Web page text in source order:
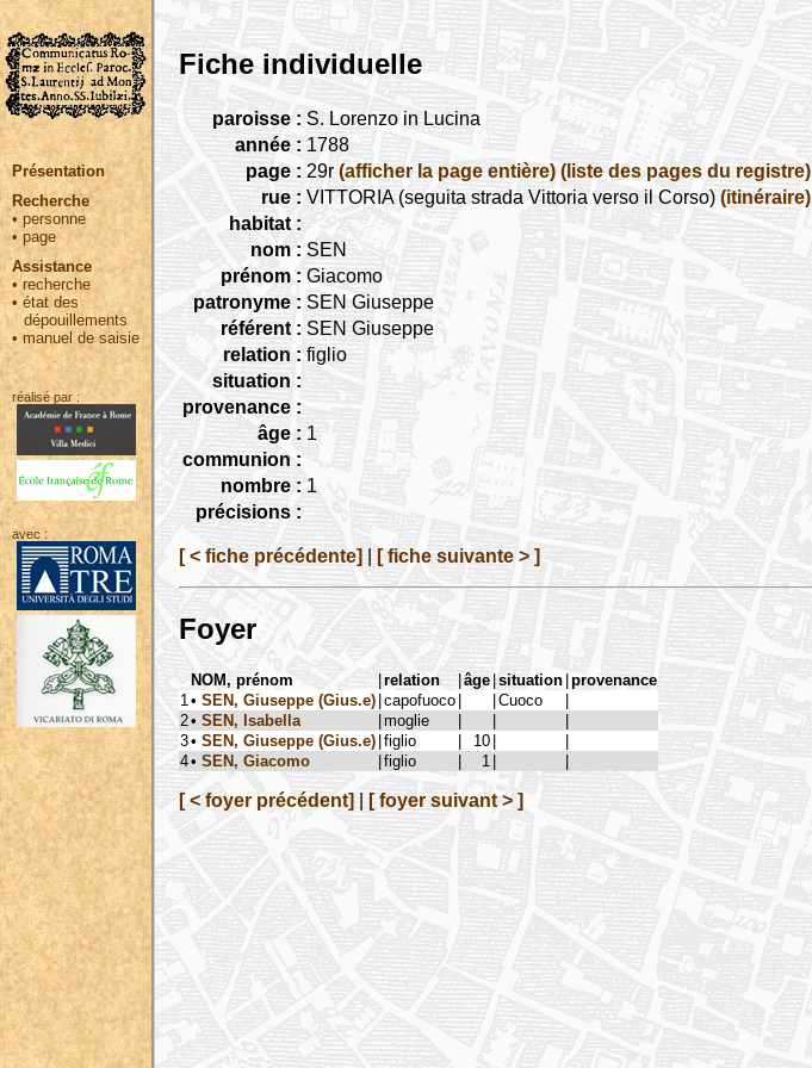
Présentation
Recherche
• personne
•page
Assistance
• recherche
•état des
dépouillements
•manuel de saisie
réalisé par :
avec :
Fiche individuelle
paroisse : S. Lorenzo in Lucina
année : 1788
page : 29r (afficher la page entière) (liste des pages du registre)
rue : VITTORIA (seguita strada Vittoria verso il Corso) (itinéraire)
habitat :
nom : SEN
prénom : Giacomo
patronyme : SEN Giuseppe
référent : SEN Giuseppe
relation : figlio
situation :
provenance :
âge : 1
communion :
nombre : 1
précisions :
[ < fiche précédente] [ fiche suivante > ]
Foyer
NOM, prénom |relation |âge |situation |provenance
1 • SEN, Giuseppe (Gius.e) |capofuoco | |Cuoco
|
2• SEN, Isabella |moglie | |
|
3• SEN, Giuseppe (Gius.e) |figlio | 10 |
|
4• SEN, Giacomo |figlio | 1 | |
[ < foyer précédent] [ foyer suivant > ]